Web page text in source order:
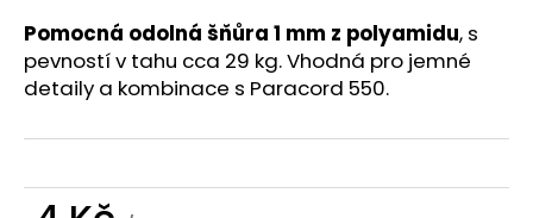
hvězdiček.
Pomocná odolná šňůra 1 mm z polyamidu, s
pevností v tahu cca 29 kg. Vhodná pro jemné
detaily a kombinace s Paracord 550.
HLEDAT
D